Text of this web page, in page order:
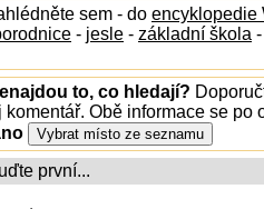
sem - do encyklopedie
- jesle - základní škola -
to, co hledají?
Obě informace se po
první...